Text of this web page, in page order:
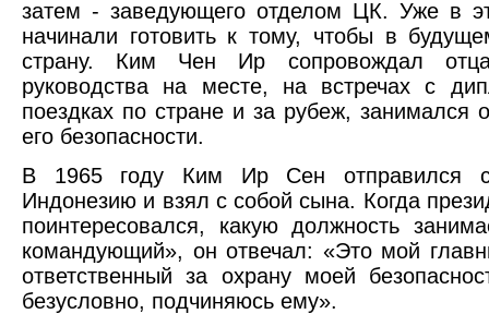
затем - заведующего отделом ЦК. Уже в
начинали готовить к тому, чтобы в
страну. Ким Чен Ир сопровождал
руководства на месте, на встречах с
поездках по стране и за рубеж, занимался
его безопасности.
В 1965 году Ким Ир Сен отправился
Индонезию и взял с собой сына. Когда
поинтересовался, какую должность
командующий», он отвечал: «Это мой
ответственный за охрану моей
безусловно, подчиняюсь ему».